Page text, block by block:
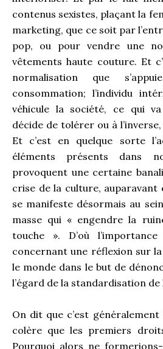
contenus sexistes, plaçant la
marketing, que ce soit par
pop, ou pour vendre une
vêtements haute couture. Et
normalisation que
consommation; l’individu
véhicule la société, ce qui
décide de tolérer ou à
Et c’est en quelque sorte
éléments présents dans
provoquent une certaine
crise de la culture, auparavant
se manifeste désormais au
masse qui « engendre la
touche ». D’où
concernant une réflexion sur
le monde dans le but de
l’égard de la standardisation
On dit que c’est
colère que les premiers
Pourquoi alors ne formerions-